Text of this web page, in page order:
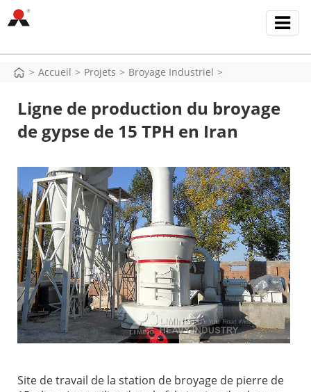
> Accueil > Projets > Broyage Industriel >
Ligne de production du broyage
de gypse de 15 TPH en Iran
Site de travail de la station de broyage de pierre de